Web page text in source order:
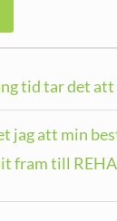
tid tar det
jag att min
fram till